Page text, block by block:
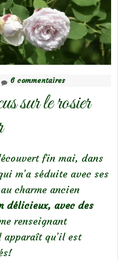
6 commentaires
sur le rosier
fin mai, dans
m’a séduite avec ses
charme ancien
délicieux, avec des
renseignant
qu’il est